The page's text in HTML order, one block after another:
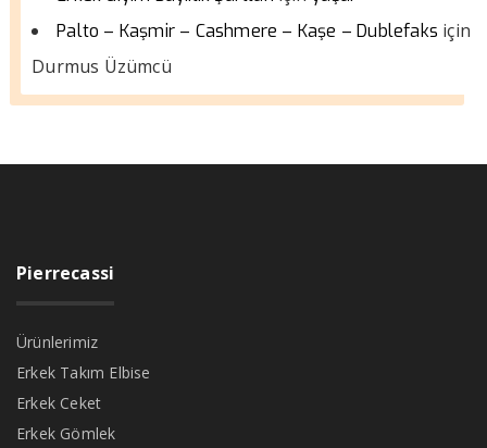
Palto – Kaşmir – Cashmere – Kaşe – Dublefaks için
Durmus Üzümcü
Pierrecassi
Ürünlerimiz
Erkek Takım Elbise
Erkek Ceket
Erkek Gömlek